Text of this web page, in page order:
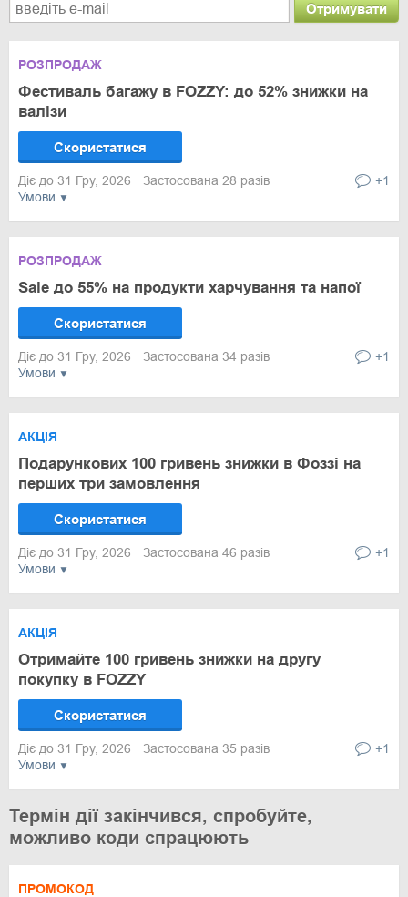
Отримувати
Умови
РОЗПРОДАЖ
Фестиваль багажу в FOZZY: до 52% знижки на
валізи
Скористатися
Діє до 31 Гру, 2026 Застосована 28 разів +1
Умови
РОЗПРОДАЖ
Sale до 55% на продукти харчування та напої
Скористатися
Діє до 31 Гру, 2026 Застосована 34 разів +1
Умови
АКЦІЯ
Подарункових 100 гривень знижки в Фоззі на
перших три замовлення
Скористатися
Діє до 31 Гру, 2026 Застосована 46 разів +1
Умови
АКЦІЯ
Отримайте 100 гривень знижки на другу
покупку в FOZZY
Скористатися
Діє до 31 Гру, 2026 Застосована 35 разів +1
Термін дії закінчився, спробуйте,
можливо коди спрацюють
ПРОМОКОД